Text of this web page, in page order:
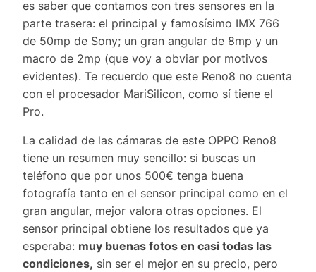
es saber que contamos con tres sensores en la
parte trasera: el principal y famosísimo IMX 766
de 50mp de Sony; un gran angular de 8mp y un
macro de 2mp (que voy a obviar por motivos
evidentes). Te recuerdo que este Reno8 no cuenta
con el procesador MariSilicon, como sí tiene el
Pro.
La calidad de las cámaras de este OPPO Reno8
tiene un resumen muy sencillo: si buscas un
teléfono que por unos 500€ tenga buena
fotografía tanto en el sensor principal como en el
gran angular, mejor valora otras opciones. El
sensor principal obtiene los resultados que ya
esperaba: muy buenas fotos en casi todas las
condiciones, sin ser el mejor en su precio, pero